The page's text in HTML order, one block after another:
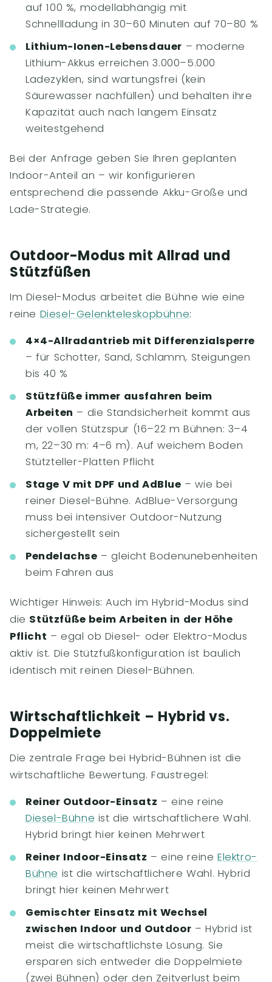
auf 100 %, modellabhängig mit
Schnellladung in 30–60 Minuten auf 70–80 %
Lithium-Ionen-Lebensdauer – moderne
Lithium-Akkus erreichen 3.000–5.000
Ladezyklen, sind wartungsfrei (kein
Säurewasser nachfüllen) und behalten ihre
Kapazität auch nach langem Einsatz
weitestgehend
Bei der Anfrage geben Sie Ihren geplanten
Indoor-Anteil an – wir konfigurieren
entsprechend die passende Akku-Größe und
Lade-Strategie.
Outdoor-Modus mit Allrad und
Stützfüßen
Im Diesel-Modus arbeitet die Bühne wie eine
reine Diesel-Gelenkteleskopbühne:
4×4-Allradantrieb mit Differenzialsperre
– für Schotter, Sand, Schlamm, Steigungen
bis 40 %
Stützfüße immer ausfahren beim
Arbeiten – die Standsicherheit kommt aus
der vollen Stützspur (16–22 m Bühnen: 3–4
m, 22–30 m: 4–6 m). Auf weichem Boden
Stützteller-Platten Pflicht
Stage V mit DPF und AdBlue – wie bei
reiner Diesel-Bühne. AdBlue-Versorgung
muss bei intensiver Outdoor-Nutzung
sichergestellt sein
Pendelachse – gleicht Bodenunebenheiten
beim Fahren aus
Wichtiger Hinweis: Auch im Hybrid-Modus sind
die Stützfüße beim Arbeiten in der Höhe
Pflicht – egal ob Diesel- oder Elektro-Modus
aktiv ist. Die Stützfußkonfiguration ist baulich
identisch mit reinen Diesel-Bühnen.
Wirtschaftlichkeit – Hybrid vs.
Doppelmiete
Die zentrale Frage bei Hybrid-Bühnen ist die
wirtschaftliche Bewertung. Faustregel:
Reiner Outdoor-Einsatz – eine reine
Diesel-Bühne ist die wirtschaftlichere Wahl.
Hybrid bringt hier keinen Mehrwert
Reiner Indoor-Einsatz – eine reineElektro-
Bühne ist die wirtschaftlichere Wahl. Hybrid
bringt hier keinen Mehrwert
Gemischter Einsatz mit Wechsel
zwischen Indoor und Outdoor – Hybrid ist
meist die wirtschaftlichste Lösung. Sie
ersparen sich entweder die Doppelmiete
(zwei Bühnen) oder den Zeitverlust beim